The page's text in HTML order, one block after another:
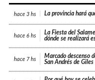
hace 3 hs La provincia hará
hace 6 hs
La Fiesta del
dónde se realizará
hace 7 hs
Marcado descenso
San Andrés de Giles